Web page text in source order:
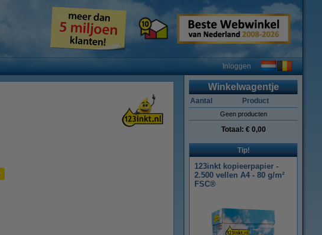
Inloggen
Winkelwagentje
Aantal Product
Geen producten
Totaal: € 0,00
Tip!
123inkt kopieerpapier -
2.500 vellen A4 - 80 g/m²
FSC®